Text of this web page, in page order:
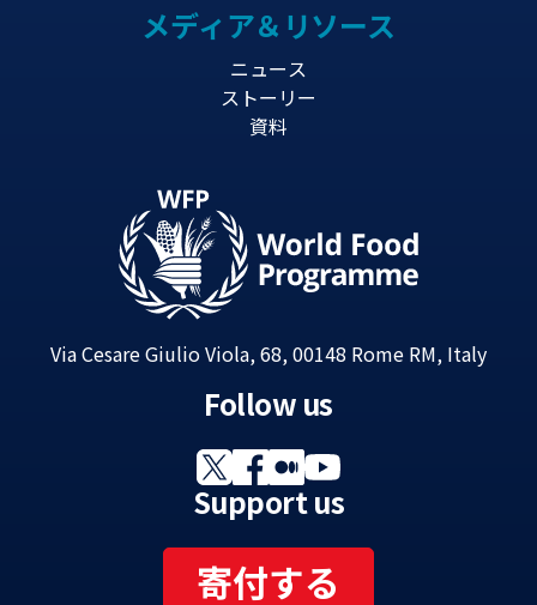
メディア＆リソース
ニュース
ストーリー
資料
Via Cesare Giulio Viola, 68, 00148 Rome RM, Italy
Follow us
Support us
寄付する